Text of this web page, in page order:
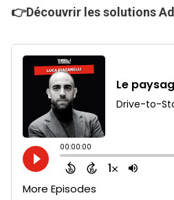
👉Découvrir les solutions